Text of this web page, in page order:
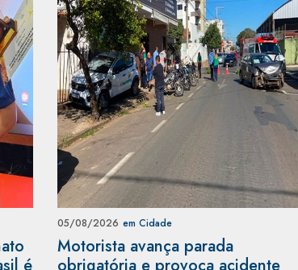
05/08/2026 em Cidade
Motorista avança parada